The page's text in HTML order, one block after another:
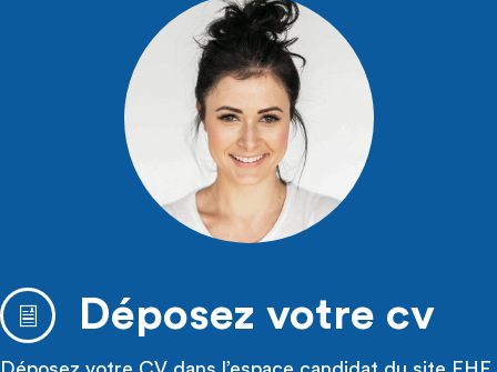
Déposez votre cv